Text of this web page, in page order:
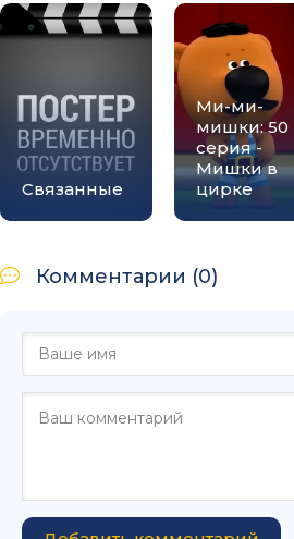
Связанные
Ми-ми-
мишки: 50
серия -
Мишки в
цирке
Комментарии (0)